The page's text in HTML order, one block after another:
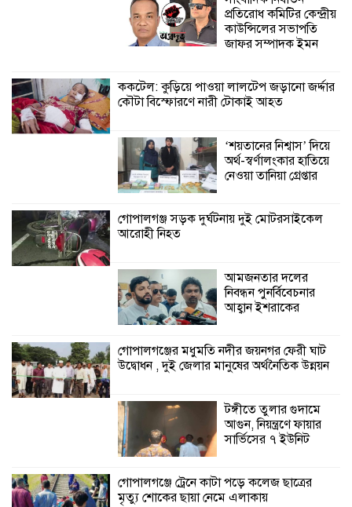
কালিগঞ্জে নিখোঁজ জেলের মরদেহ অবশেষে
মিলল ইছামতী নদীতে
শ্রীউলা ইউনিয়ন
বিএনপির ২নং ওয়ার্ডের
শ্যামনগরে জলবায়ু সহনশীল জনগোষ্ঠী গঠনে
প্রকল্পের অংশগ্রহণমূলক শিখন ও অভিজ্ঞতা
প্রতিরোধ কমিটির কেন্দ্রীয়
কাউন্সিলের সভাপতি
জাফর সম্পাদক ইমন
ককটেল: কুড়িয়ে পাওয়া লালটেপ জড়ানো জর্দ্দার
কৌটা বিস্ফোরণে নারী টোকাই আহত
‘শয়তানের নিশ্বাস’ দিয়ে
অর্থ-স্বর্ণালংকার হাতিয়ে
নেওয়া তানিয়া গ্রেপ্তার
গোপালগঞ্জ সড়ক দুর্ঘটনায় দুই মোটরসাইকেল
আরোহী নিহত
আমজনতার দলের
নিবন্ধন পুনর্বিবেচনার
আহ্বান ইশরাকের
গোপালগঞ্জের মধুমতি নদীর জয়নগর ফেরী ঘাট
উদ্বোধন , দুই জেলার মানুষের অর্থনৈতিক উন্নয়ন
টঙ্গীতে তুলার গুদামে
আগুন, নিয়ন্ত্রণে ফায়ার
সার্ভিসের ৭ ইউনিট
গোপালগঞ্জে ট্রেনে কাটা পড়ে কলেজ ছাত্রের
মৃত্যু শোকের ছায়া নেমে এলাকায়